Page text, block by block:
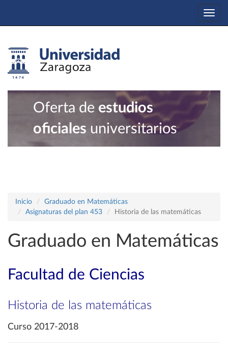
Oferta de estudios
oficiales universitarios
Inicio
Graduado en Matemáticas
Asignaturas del plan 453
Historia de las matemáticas
Graduado en Matemáticas
Facultad de Ciencias
Historia de las matemáticas
Curso 2017-2018